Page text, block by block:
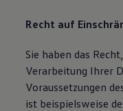
Recht auf
Sie haben das
Verarbeitung Ihrer
Voraussetzungen
ist beispielsweise